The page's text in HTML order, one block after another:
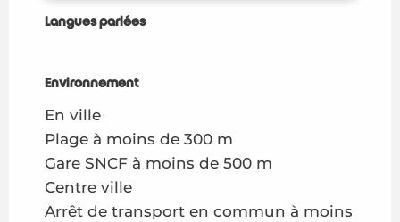
Langues parlées
Langues parlées
Environnement
Environnement
En ville
Plage à moins de 300 m
Gare SNCF à moins de 500 m
Centre ville
Arrêt de transport en commun à moins